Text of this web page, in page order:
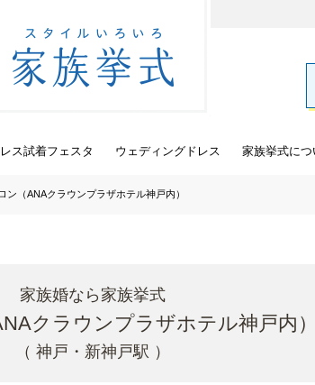
ス試着フェスタ ウェディングドレス 家族挙式につ
ン（ANAクラウンプラザホテル神戸内）
家族婚なら家族挙式
クラウンプラザホテル神戸内）
（ 神戸・新神戸駅 ）